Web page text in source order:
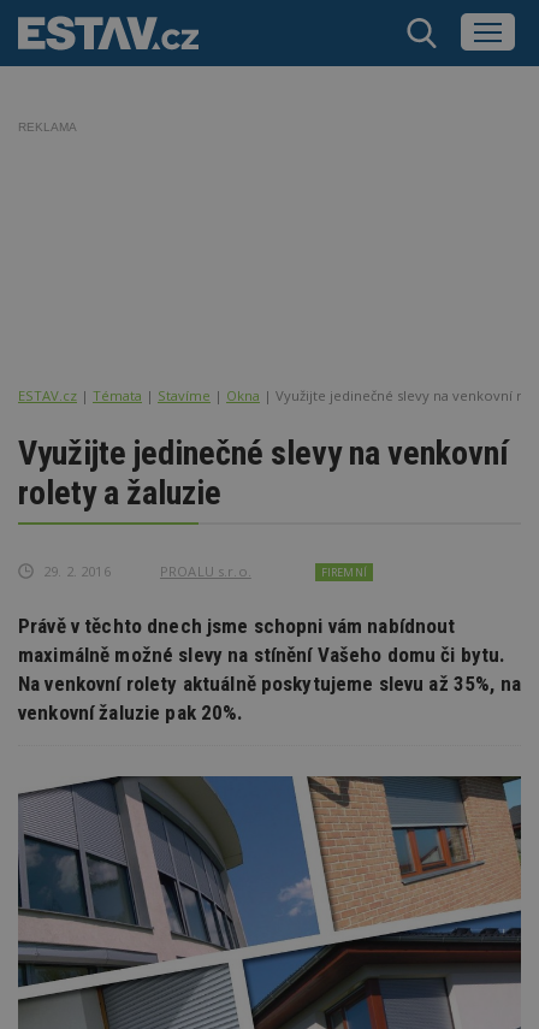
REKLAMA
ESTAV.cz Témata Stavíme Okna Využijte jedinečné slevy na venkovní
Využijte jedinečné slevy na venkovní
rolety a žaluzie
29. 2. 2016 PROALU s.r.o. FIREMNÍ
Právě v těchto dnech jsme schopni vám nabídnout
maximálně možné slevy na stínění Vašeho domu či bytu.
Na venkovní rolety aktuálně poskytujeme slevu až 35%, na
venkovní žaluzie pak 20%.